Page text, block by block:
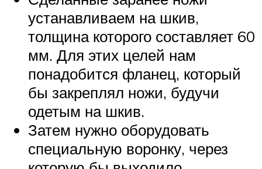
устанавливаем на шкив,
толщина которого составляет 60
мм. Для этих целей нам
понадобится фланец, который
бы закреплял ножи, будучи
одетым на шкив.
Затем нужно оборудовать
специальную воронку, через